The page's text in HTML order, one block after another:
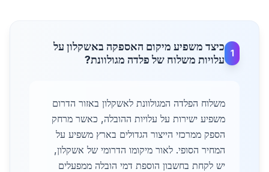
1
כיצד משפיע מיקום האספקה באשקלון על
עלויות משלוח של פלדה מגולוונת?
משלוח הפלדה המגולוונת לאשקלון באזור הדרום
משפיע ישירות על עלויות ההובלה, כאשר מרחק
הספק ממרכזי הייצור הגדולים בארץ משפיע על
המחיר הסופי. לאור מיקומו הדרומי של אשקלון,
יש לקחת בחשבון הוספת דמי הובלה ממפעלים